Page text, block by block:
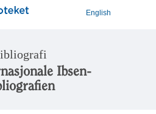
English
Ibsen-